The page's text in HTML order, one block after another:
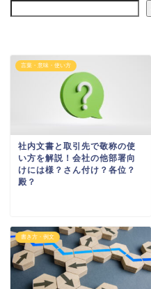
言葉・意味・使い方
社内文書と取引先で敬称の使
い方を解説！会社の他部署向
けには様？さん付け？各位？
殿？
書き方・例文